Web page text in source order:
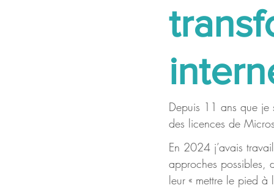
Depuis 11 ans que je
des licences de
En 2024 j’avais
approches possibles,
leur « mettre le pied à